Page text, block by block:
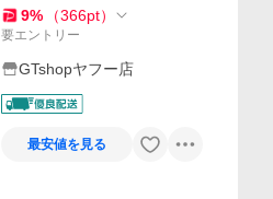
9% （366pt）
要エントリー
GTshopヤフー店
最安値を見る